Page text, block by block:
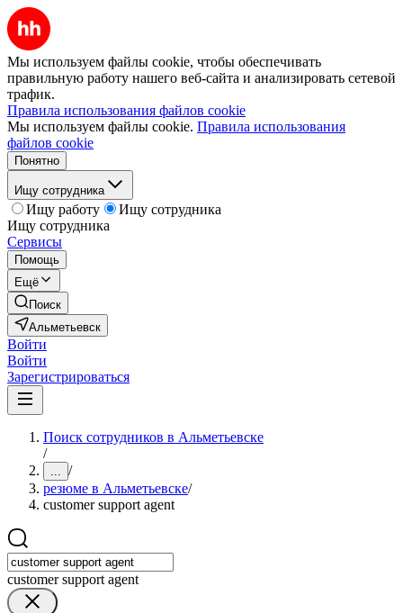
Мы используем файлы cookie, чтобы обеспечивать
правильную работу нашего веб-сайта и анализировать сетевой
трафик.
Правила использования файлов cookie
Мы используем файлы cookie. Правила использования
файлов cookie
Понятно
Ищу сотрудника
Ищу работу
Ищу сотрудника
Ищу сотрудника
Сервисы
Помощь
Ещё
Поиск
Альметьевск
Войти
Войти
Зарегистрироваться
Поиск сотрудников в Альметьевске
/
... /
резюме в Альметьевске/
customer support agent
customer support agent